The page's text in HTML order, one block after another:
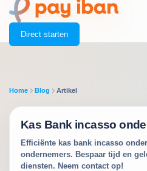
Direct starten
Home Blog Artikel
Kas Bank incasso
Efficiënte kas bank incasso
ondernemers. Bespaar tijd en
diensten. Neem contact op!